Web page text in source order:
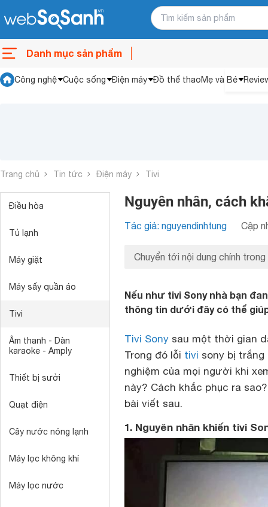
Danh mục sản phẩm
Công nghệ Cuộc sống Điện máy Đồ thể thaoMẹ và Bé
Trang chủ Tin tức Điện máy Tivi
Điều hòa
Tủ lạnh
Máy giặt
Máy sấy quần áo
Tivi
Âm thanh - Dàn
karaoke - Amply
Thiết bị sưởi
Quạt điện
Cây nước nóng lạnh
Máy lọc không khí
Máy lọc nước
Nguyên nhân, cách
Tác giả: nguyendinhtung Cập
Chuyển tới nội dung chính trong
Nếu như tivi Sony nhà bạn
thông tin dưới đây có thể
Tivi Sony sau một thời gian
Trong đó lỗi tivi sony bị
nghiệm của mọi người khi
này? Cách khắc phục ra
bài viết sau.
1. Nguyên nhân khiến tivi